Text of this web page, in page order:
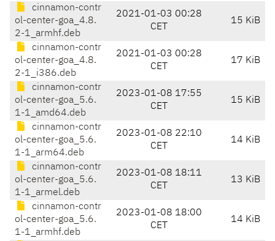
cinnamon-contr
ol-center-goa_4.8.
2-1_armhf.deb
2021-01-03 00:28
CET
15 KiB
cinnamon-contr
ol-center-goa_4.8.
2-1_i386.deb
2021-01-03 00:28
CET
17 KiB
cinnamon-contr
ol-center-goa_5.6.
1-1_amd64.deb
2023-01-08 17:55
CET
15 KiB
cinnamon-contr
ol-center-goa_5.6.
1-1_arm64.deb
2023-01-08 22:10
CET
14 KiB
cinnamon-contr
ol-center-goa_5.6.
1-1_armel.deb
2023-01-08 18:11
CET
13 KiB
cinnamon-contr
ol-center-goa_5.6.
1-1_armhf.deb
2023-01-08 18:00
CET
14 KiB